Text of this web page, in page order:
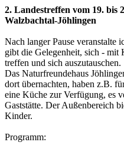
2. Landestreffen vom 19. bis
Walzbachtal-Jöhlingen
Nach langer Pause veranstalte
gibt die Gelegenheit, sich - mit
treffen und sich auszutauschen.
Das Naturfreundehaus
dort übernachten, haben z.B.
eine Küche zur Verfügung, es
Gaststätte. Der Außenbereich
Kinder.
Programm: